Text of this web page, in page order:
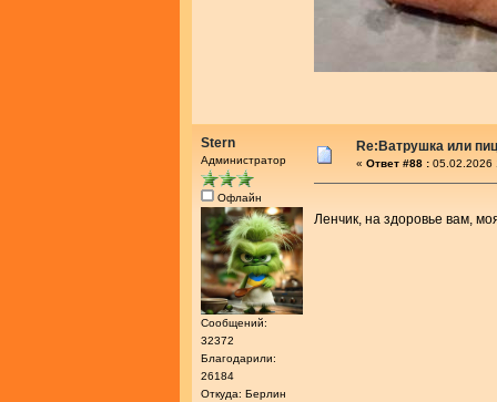
Stern
Администратор
Офлайн
Сообщений:
32372
Благодарили:
26184
Откуда: Берлин
Re:Ватрушка или
« Ответ #88 : 05.02.2026
Ленчик, на здоровье вам,